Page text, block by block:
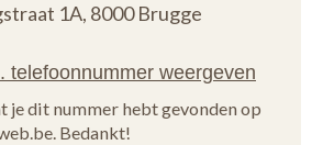
1A, 8000 Brugge
je dit nummer hebt gevonden op
Bedankt!